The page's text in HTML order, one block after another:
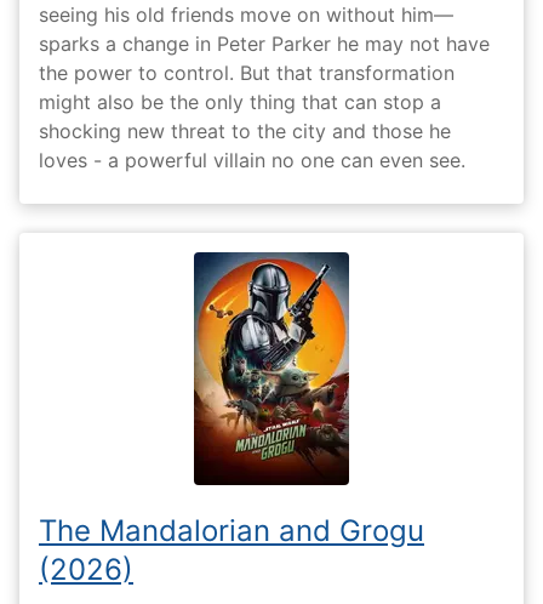
seeing his old friends move on without him—
sparks a change in Peter Parker he may not have
the power to control. But that transformation
might also be the only thing that can stop a
shocking new threat to the city and those he
loves - a powerful villain no one can even see.
The Mandalorian and Grogu
(2026)